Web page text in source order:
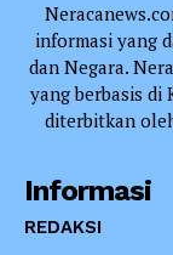
informasi yang
dan Negara.
yang berbasis di
diterbitkan
Informasi
REDAKSI